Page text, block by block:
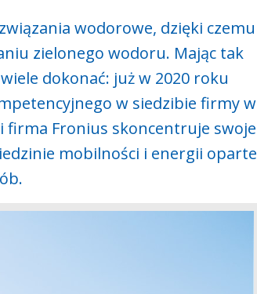
wodorowe, dzięki czemu
zielonego wodoru. Mając tak
dokonać: już w 2020 roku
w siedzibie firmy w
firma Fronius skoncentruje swoje
mobilności i energii oparte